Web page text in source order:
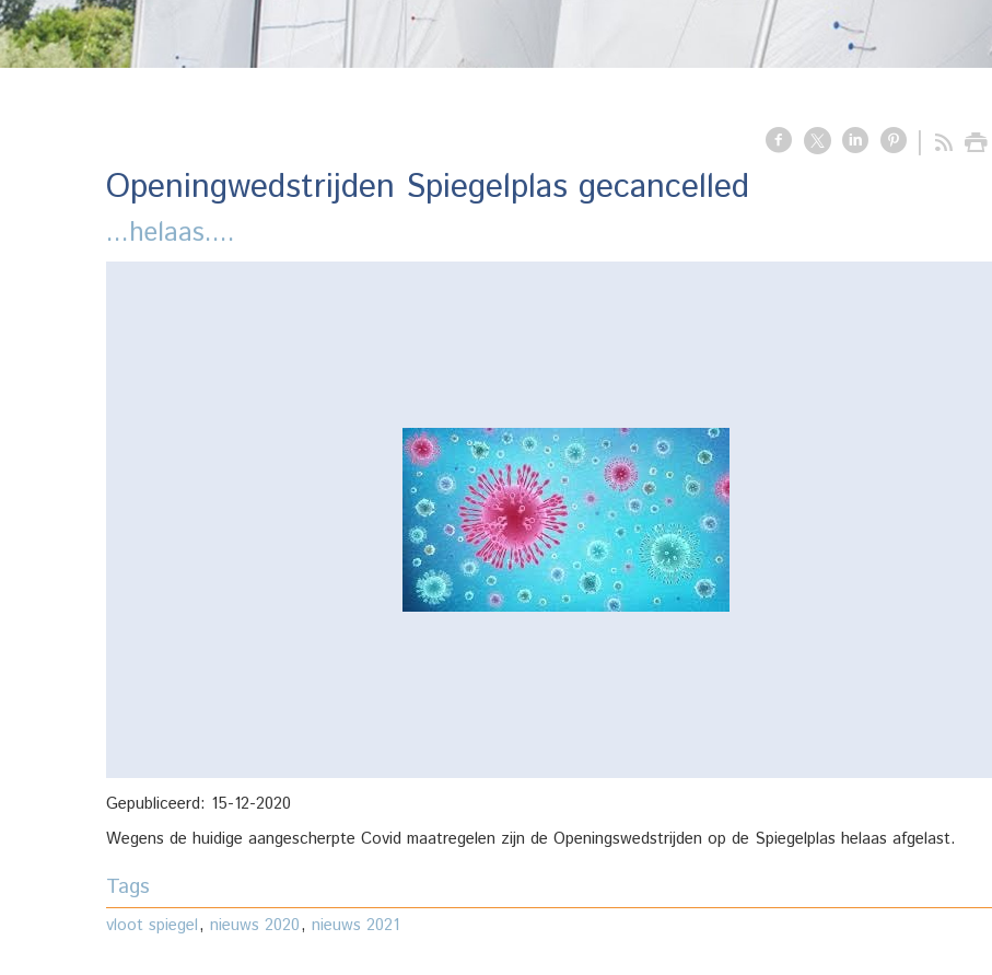
Openingwedstrijden Spiegelplas gecancelled
...helaas....
Gepubliceerd: 15-12-2020
Wegens de huidige aangescherpte Covid maatregelen zijn de Openingswedstrijden op de Spiegelplas helaas afgelast.
Tags
vloot spiegel, nieuws 2020, nieuws 2021